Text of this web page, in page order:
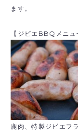
ます。
【ジビエBBQメニュ
鹿肉、特製ジビエフ